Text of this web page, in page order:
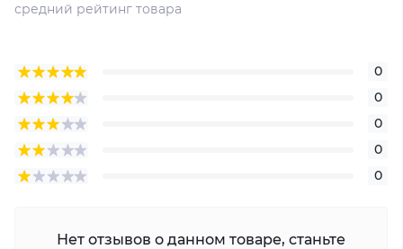
средний рейтинг товара
0
0
0
0
0
Нет отзывов о данном товаре, станьте